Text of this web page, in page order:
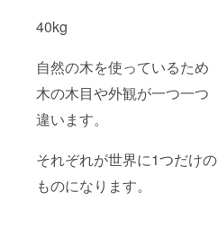
40kg
自然の木を使っているため
木の木目や外観が一つ一つ
違います。
それぞれが世界に1つだけの
ものになります。